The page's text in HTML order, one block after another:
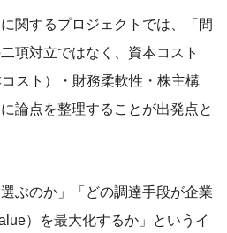
関するプロジェクトでは、「間
項対立ではなく、資本コスト
スト）・財務柔軟性・株主構
論点を整理することが出発点と
ぶのか」「どの調達手段が企業
）を最大化するか」というイ